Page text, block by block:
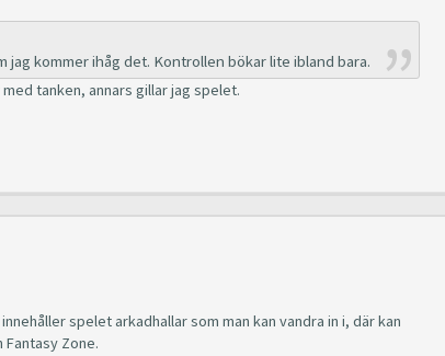
jag kommer ihåg det. Kontrollen bökar lite ibland bara.
tanken, annars gillar jag spelet.
spelet arkadhallar som man kan vandra in i, där kan
Fantasy Zone.